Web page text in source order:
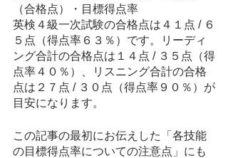
（合格点）・目標得点率
英検４級一次試験の合格点は４１点 / ６
５点（得点率６３％）です。リーディ
ング合計の合格点は１４点 / ３５点（得
点率４０％）、リスニング合計の合格
点は２７点 / ３０点（得点率９０％）が
目安になります。
この記事の最初にお伝えした「各技能
の目標得点率についての注意点」にも